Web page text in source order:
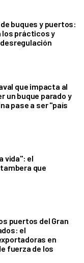
buques y puertos:
los prácticos y
que impacta al
un buque parado y
pase a ser "país
vida": el
que
puertos del Gran
el
en
fuerza de los